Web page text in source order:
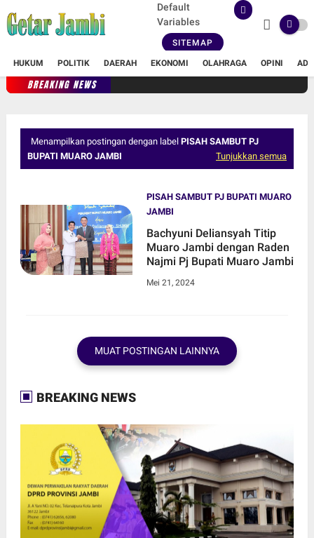
Default
Variables
SITEMAP
HUKUM POLITIK DAERAH EKONOMI OLAHRAGA OPINI
BREAKING NEWS
Menampilkan postingan dengan label PISAH SAMBUT PJ
BUPATI MUARO JAMBI
Tunjukkan semua
PISAH SAMBUT PJ BUPATI MUARO
JAMBI
Bachyuni Deliansyah Titip
Muaro Jambi dengan Raden
Najmi Pj Bupati Muaro Jambi
Mei 21, 2024
MUAT POSTINGAN LAINNYA
BREAKING NEWS